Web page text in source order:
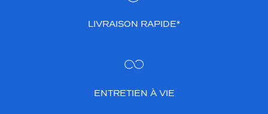
LIVRAISON RAPIDE*
ENTRETIEN À VIE